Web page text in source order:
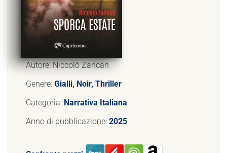
Autore: Niccolò Zancan
Genere: Gialli, Noir, Thriller
Categoria: Narrativa Italiana
Anno di pubblicazione: 2025